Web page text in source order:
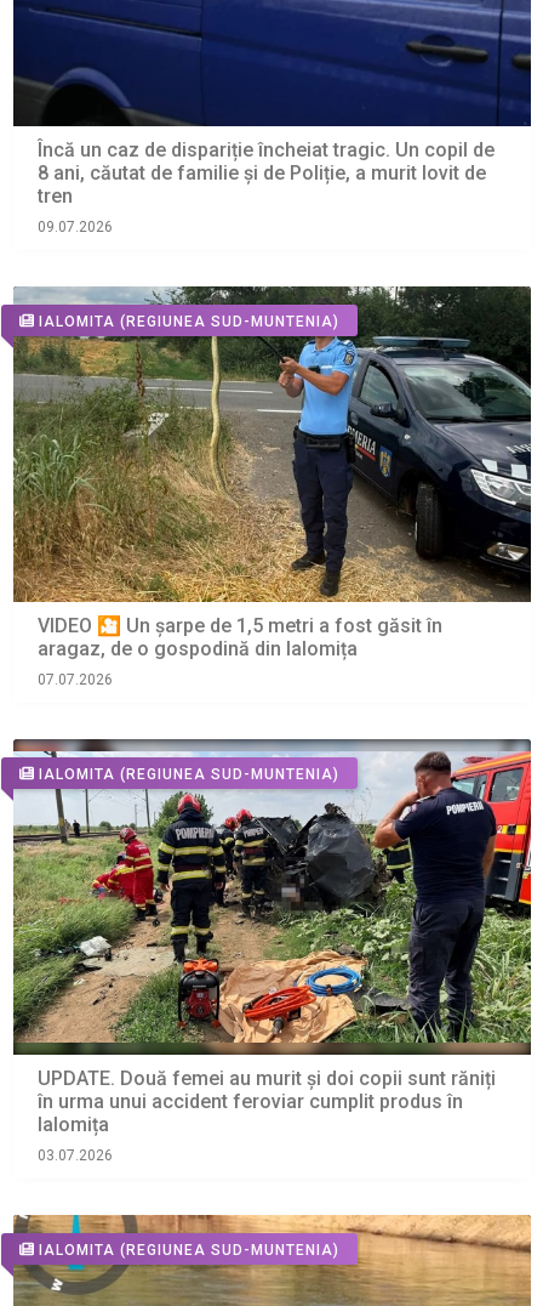
Încă un caz de dispariție încheiat tragic. Un copil de
8 ani, căutat de familie și de Poliție, a murit lovit de
tren
09.07.2026
IALOMITA (REGIUNEA SUD-MUNTENIA)
VIDEO 🎦 Un șarpe de 1,5 metri a fost găsit în
aragaz, de o gospodină din Ialomița
07.07.2026
IALOMITA (REGIUNEA SUD-MUNTENIA)
UPDATE. Două femei au murit și doi copii sunt răniți
în urma unui accident feroviar cumplit produs în
Ialomița
03.07.2026
IALOMITA (REGIUNEA SUD-MUNTENIA)